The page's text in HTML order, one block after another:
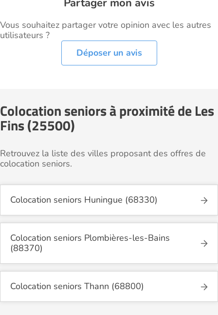
Partager mon avis
Vous souhaitez partager votre opinion avec les autres
utilisateurs ?
Déposer un avis
Colocation seniors à proximité de Les
Fins (25500)
Retrouvez la liste des villes proposant des offres de
colocation seniors.
Colocation seniors Huningue (68330)
Colocation seniors Plombières-les-Bains
(88370)
Colocation seniors Thann (68800)